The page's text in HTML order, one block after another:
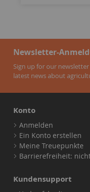
Newsletter-
Sign up for our
latest news about
Konto
Anmelden
Ein Konto erstellen
Meine Treuepunkte
Barrierefreiheit:
Kundensupport